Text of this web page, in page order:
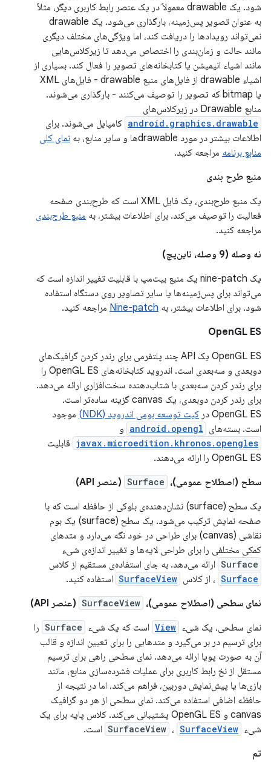
شود. یک drawable معمولاً در یک عنصر رابط کاربری دیگر، مثلاً
به عنوان تصویر پس‌زمینه، بارگذاری می‌شود. یک drawable
نمی‌تواند رویدادها را دریافت کند، اما ویژگی‌های مختلف دیگری
مانند حالت و زمان‌بندی را اختصاص می‌دهد تا زیرکلاس‌هایی
مانند اشیاء انیمیشن یا کتابخانه‌های تصویر را فعال کند. بسیاری از
اشیاء drawable از فایل‌های منبع drawable - فایل‌های XML
یا bitmap که تصویر را توصیف می‌کنند - بارگذاری می‌شوند.
منابع Drawable در زیرکلاس‌های
android.graphics.drawable کامپایل می‌شوند. برای
اطلاعات بیشتر در مورد drawableها و سایر منابع، به
نمای کلی
منابع برنامه مراجعه کنید.
منبع طرح بندی
یک منبع طرح‌بندی، یک فایل XML است که طرح‌بندی صفحه
فعالیت را توصیف می‌کند. برای اطلاعات بیشتر، به منبع طرح‌بندی
مراجعه کنید.
نه وصله (9 وصله، ناین‌پچ)
یک nine-patch یک منبع بیت‌مپ با قابلیت تغییر اندازه است که
می‌تواند برای پس‌زمینه‌ها یا سایر تصاویر روی دستگاه استفاده
شود. برای اطلاعات بیشتر، به Nine-patch مراجعه کنید.
OpenGL ES
OpenGL ES یک API چند پلتفرمی برای رندر کردن گرافیک‌های
دوبعدی و سه‌بعدی است. اندروید کتابخانه‌های OpenGL ES را
برای رندر کردن سه‌بعدی با شتاب‌دهنده سخت‌افزاری ارائه می‌دهد.
برای رندر کردن دوبعدی، یک canvas گزینه ساده‌تر است.
OpenGL ES در
کیت توسعه بومی اندروید (NDK)
موجود
است. بسته‌های android.opengl و
javax.microedition.khronos.opengles قابلیت
OpenGL ES را ارائه می‌دهند.
سطح (اصطلاح عمومی)، Surface (عنصر API)
یک سطح (surface) نشان‌دهنده‌ی بلوکی از حافظه است که با
صفحه نمایش ترکیب می‌شود. یک سطح (surface) یک بوم
نقاشی (canvas) برای طراحی در خود نگه می‌دارد و متدهای
کمکی مختلفی را برای طراحی لایه‌ها و تغییر اندازه‌ی شیء
Surface ارائه می‌دهد. به جای استفاده‌ی مستقیم از کلاس
Surface ، از کلاس SurfaceView استفاده کنید.
نمای سطحی (اصطلاح عمومی)، SurfaceView (عنصر API)
نمای سطحی، یک شیء View است که یک شیء Surface را
برای ترسیم در بر می‌گیرد و متدهایی را برای تعیین اندازه و قالب
آن به صورت پویا ارائه می‌دهد. نمای سطحی راهی برای ترسیم
مستقل از نخ رابط کاربری برای عملیات فشرده‌سازی منابع، مانند
بازی‌ها یا پیش‌نمایش دوربین، فراهم می‌کند، اما در نتیجه از
حافظه اضافی استفاده می‌کند. نمای سطحی از هر دو گرافیک
canvas و OpenGL ES پشتیبانی می‌کند. کلاس پایه برای یک
شیء
SurfaceView ، SurfaceView
است.
تم